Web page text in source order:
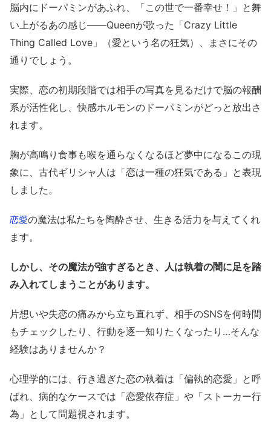
脳内にドーパミンがあふれ、「この世で一番幸せ！」と舞
い上がるあの感じ――Queenが歌った「Crazy Little
Thing Called Love」（愛という名の狂気）、まさにその
通りでしょう。
実際、恋の初期段階では相手の写真を見るだけで脳の報酬
系が活性化し、快感ホルモンのドーパミンがどっと放出さ
れます。
胸が高鳴り食事も喉を通らなくなるほど夢中になるこの現
象に、古代ギリシャ人は「恋は一種の狂気である」と表現
しました。
恋愛の魔法は私たちを陶酔させ、生きる活力を与えてくれ
ます。
しかし、その魔法が強すぎるとき、人は執着の闇に足を踏
み入れてしまうことがあります。
片想いや失恋の痛みから立ち直れず、相手のSNSを何時間
もチェックしたり、行動を逐一知りたくなったり…そんな
経験はありませんか？
心理学的には、行き過ぎた恋の執着は「偏執的恋愛」と呼
ばれ、病的なケースでは「恋愛依存症」や「ストーカー行
為」として問題視されます。